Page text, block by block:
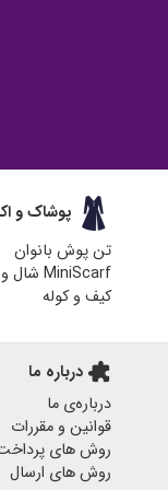
پوشاک و
تن پوش بانوان
MiniScarf شال و روسری
کیف و کوله
extension درباره ما
درباره‌ی ما
قوانین و مقررات
روش های
روش های ارسال